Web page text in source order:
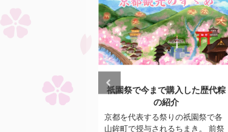
で購入した歴代粽
2026/7/20
年間で祇園祭期間の1日間だけ
の販売 柏屋光貞の行者餅の行列
に朝イチで待機して購入しまし
た